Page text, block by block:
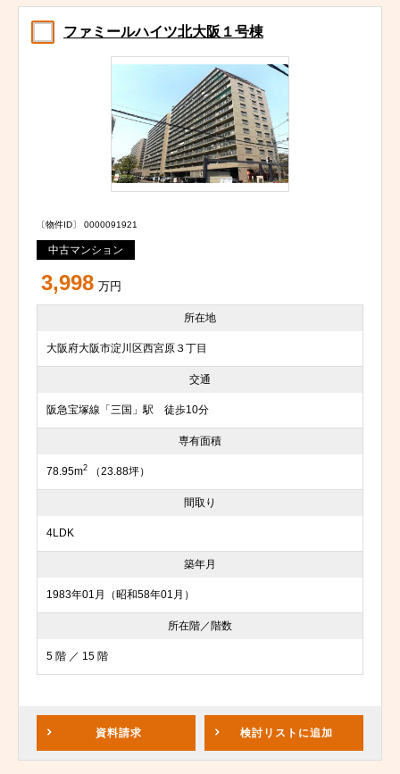
ファミールハイツ北大阪１号棟
〔物件ID〕 0000091921
中古マンション
3,998 万円
所在地
大阪府大阪市淀川区西宮原３丁目
交通
阪急宝塚線「三国」駅 徒歩10分
専有面積
78.95m2 （23.88坪）
間取り
4LDK
築年月
1983年01月（昭和58年01月）
所在階／階数
5 階 ／ 15 階
資料請求 検討リスト に追加